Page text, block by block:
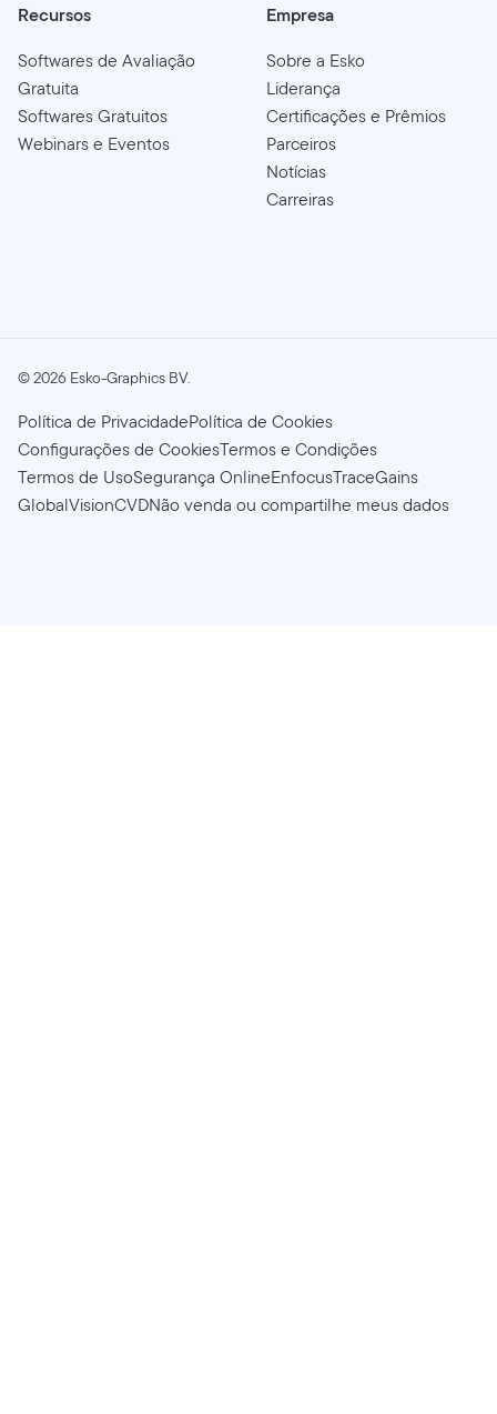
Recursos
Softwares de Avaliação
Gratuita
Softwares Gratuitos
Webinars e Eventos
Empresa
Sobre a Esko
Liderança
Certificações e Prêmios
Parceiros
Notícias
Carreiras
©2026 Esko-Graphics BV.
Política de PrivacidadePolítica de Cookies
Configurações de CookiesTermos e Condições
Termos de UsoSegurança OnlineEnfocusTraceGains
GlobalVisionCVDNão venda ou compartilhe meus dados